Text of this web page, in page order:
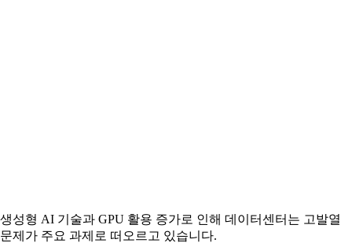
생성형 AI 기술과 GPU 활용 증가로 인해 데이터센터는 고발열
문제가 주요 과제로 떠오르고 있습니다.